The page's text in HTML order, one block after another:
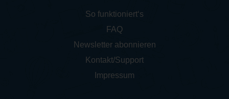
So funktioniert‘s
FAQ
Newsletter abonnieren
Kontakt/Support
Impressum